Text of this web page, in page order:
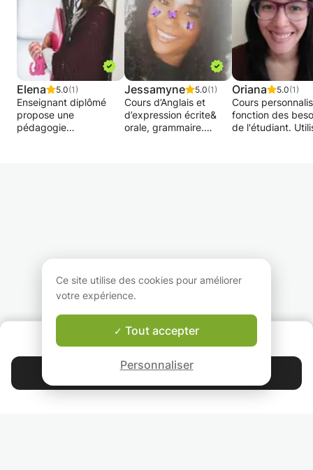
Elena 5.0(1)
Enseignant diplômé
propose une
pédagogie
de plus de 65 ans.
Jessamyne 5.0(1)
Cours d’Anglais et
d’expression écrite&
orale, grammaire.
Oriana 5.0(1)
Cours
fonction des
de l'étudiant.
domicile pour
but d'apprendre
vocabulaire.
Garantie Le-Bon-Prof
Contacter Khadija
4.9 44 392
Ce site utilise des cookies pour améliorer
votre expérience.
Tout accepter
Personnaliser